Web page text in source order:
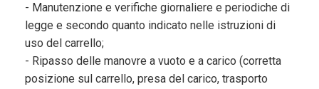
- Manutenzione e verifiche giornaliere e periodiche di
legge e secondo quanto indicato nelle istruzioni di
uso del carrello;
- Ripasso delle manovre a vuoto e a carico (corretta
posizione sul carrello, presa del carico, trasporto